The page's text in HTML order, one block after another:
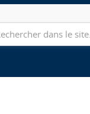
Suivez les